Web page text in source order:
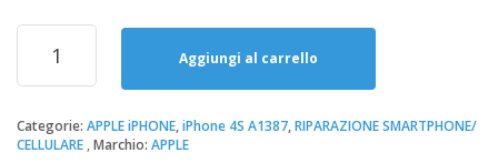
Riparazione
Sostituzione
Fotocamera
iPhone
4S
Aggiungi al carrello
Categorie: APPLE iPHONE,iPhone 4S A1387,RIPARAZIONE SMARTPHONE/
CELLULARE Marchio: APPLE